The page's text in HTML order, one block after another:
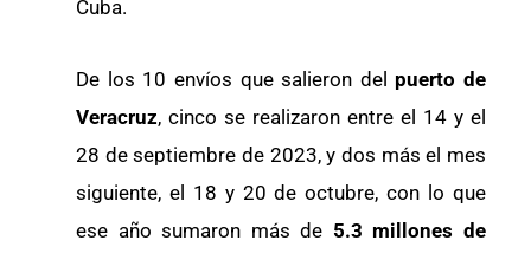
Cuba.
De los 10 envíos que salieron del puerto de
Veracruz, cinco se realizaron entre el 14 y el
28 de septiembre de 2023, y dos más el mes
siguiente, el 18 y 20 de octubre, con lo que
ese año sumaron más de 5.3 millones de